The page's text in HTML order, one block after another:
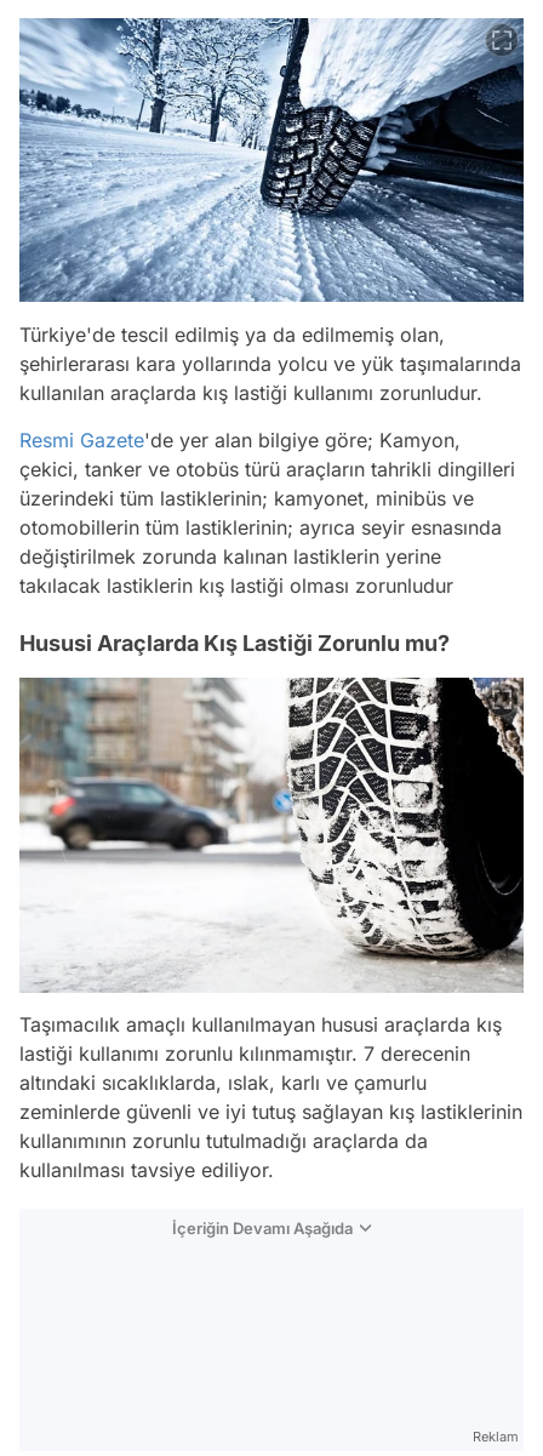
Türkiye'de tescil edilmiş ya da edilmemiş olan,
şehirlerarası kara yollarında yolcu ve yük taşımalarında
kullanılan araçlarda kış lastiği kullanımı zorunludur.
Resmi Gazete'de yer alan bilgiye göre; Kamyon,
çekici, tanker ve otobüs türü araçların tahrikli dingilleri
üzerindeki tüm lastiklerinin; kamyonet, minibüs ve
otomobillerin tüm lastiklerinin; ayrıca seyir esnasında
değiştirilmek zorunda kalınan lastiklerin yerine
takılacak lastiklerin kış lastiği olması zorunludur
Hususi Araçlarda Kış Lastiği Zorunlu mu?
Taşımacılık amaçlı kullanılmayan hususi araçlarda kış
lastiği kullanımı zorunlu kılınmamıştır. 7 derecenin
altındaki sıcaklıklarda, ıslak, karlı ve çamurlu
zeminlerde güvenli ve iyi tutuş sağlayan kış lastiklerinin
kullanımının zorunlu tutulmadığı araçlarda da
kullanılması tavsiye ediliyor.
İçeriğin Devamı Aşağıda
Reklam